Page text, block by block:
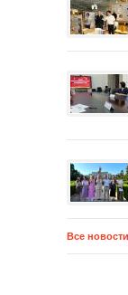
Все новости